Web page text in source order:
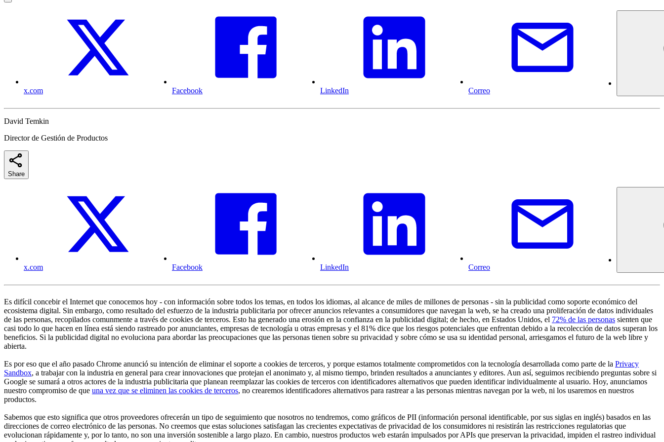
x.com Facebook LinkedIn Correo
David Temkin
Director de Gestión de Productos
Share
x.com Facebook LinkedIn Correo
Es difícil concebir el Internet que conocemos hoy - con información sobre todos los temas, en todos los idiomas, al alcance de miles de millones de personas - sin la publicidad como soporte económico del
ecosistema digital. Sin embargo, como resultado del esfuerzo de la industria publicitaria por ofrecer anuncios relevantes a consumidores que navegan la web, se ha creado una proliferación de datos individuales
de las personas, recopilados comunmente a través de cookies de terceros. Esto ha generado una erosión en la confianza en la publicidad digital; de hecho, en Estados Unidos, el 72% de las personas sienten que
casi todo lo que hacen en línea está siendo rastreado por anunciantes, empresas de tecnología u otras empresas y el 81% dice que los riesgos potenciales que enfrentan debido a la recolección de datos superan los
beneficios. Si la publicidad digital no evoluciona para abordar las preocupaciones que las personas tienen sobre su privacidad y sobre cómo se usa su identidad personal, arriesgamos el futuro de la web libre y
abierta.
Es por eso que el año pasado Chrome anunció su intención de eliminar el soporte a cookies de terceros, y porque estamos totalmente comprometidos con la tecnología desarrollada como parte de la Privacy
Sandbox, a trabajar con la industria en general para crear innovaciones que protejan el anonimato y, al mismo tiempo, brinden resultados a anunciantes y editores. Aun así, seguimos recibiendo preguntas sobre si
Google se sumará a otros actores de la industria publicitaria que planean reemplazar las cookies de terceros con identificadores alternativos que pueden identificar individualmente al usuario. Hoy, anunciamos
nuestro compromiso de que una vez que se eliminen las cookies de terceros, no crearemos identificadores alternativos para rastrear a las personas mientras navegan por la web, ni los usaremos en nuestros
productos.
Sabemos que esto significa que otros proveedores ofrecerán un tipo de seguimiento que nosotros no tendremos, como gráficos de PII (información personal identificable, por sus siglas en inglés) basados en las
direcciones de correo electrónico de las personas. No creemos que estas soluciones satisfagan las crecientes expectativas de privacidad de los consumidores ni resistirán las restricciones regulatorias que
evolucionan rápidamente y, por lo tanto, no son una inversión sostenible a largo plazo. En cambio, nuestros productos web estarán impulsados por APIs que preservan la privacidad, impiden el rastreo individual